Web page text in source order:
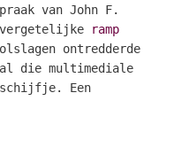
van John F.
ramp
ontredderde
die multimediale
schijfje. Een